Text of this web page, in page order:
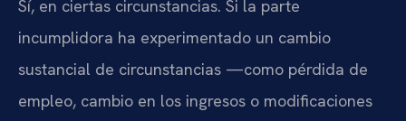
Sí, en ciertas circunstancias. Si la parte
incumplidora ha experimentado un cambio
sustancial de circunstancias —como pérdida de
empleo, cambio en los ingresos o modificaciones